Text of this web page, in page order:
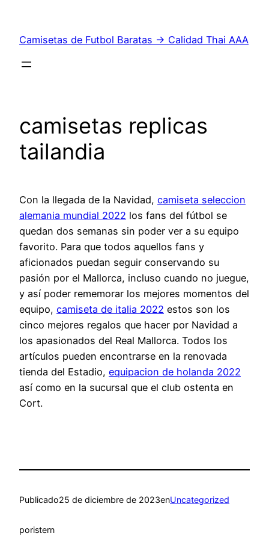
contenido
Camisetas de Futbol Baratas → Calidad Thai AAA
camisetas replicas
tailandia
Con la llegada de la Navidad, camiseta seleccion
alemania mundial 2022 los fans del fútbol se
quedan dos semanas sin poder ver a su equipo
favorito. Para que todos aquellos fans y
aficionados puedan seguir conservando su
pasión por el Mallorca, incluso cuando no juegue,
y así poder rememorar los mejores momentos del
equipo, camiseta de italia 2022 estos son los
cinco mejores regalos que hacer por Navidad a
los apasionados del Real Mallorca. Todos los
artículos pueden encontrarse en la renovada
tienda del Estadio, equipacion de holanda 2022
así como en la sucursal que el club ostenta en
Cort.
Publicado25 de diciembre de 2023enUncategorized
poristern